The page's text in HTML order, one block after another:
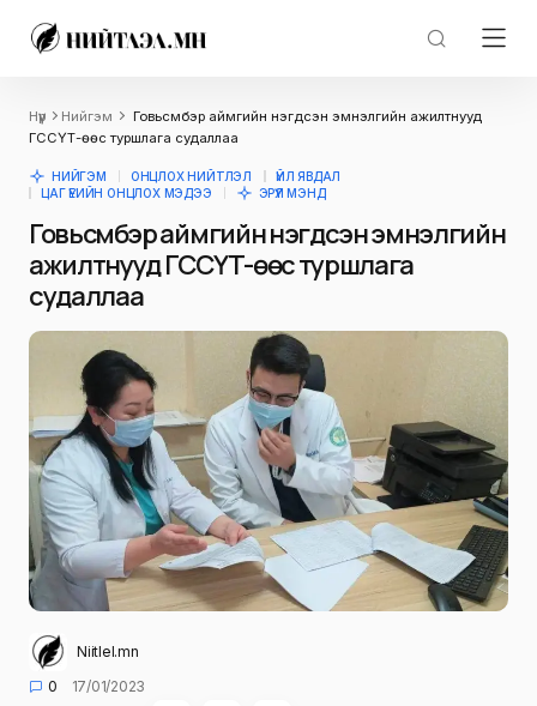
Нүүр Нийгэм
Говьсүмбэр аймгийн нэгдсэн эмнэлгийн ажилтнууд
ГССҮТ-өөс туршлага судаллаа
НИЙГЭМ ОНЦЛОХ НИЙТЛЭЛ
ҮЙЛ ЯВДАЛ
ЦАГ ҮЕИЙН ОНЦЛОХ МЭДЭЭ
ЭРҮҮЛ МЭНД
Говьсүмбэр аймгийн нэгдсэн эмнэлгийн
ажилтнууд ГССҮТ-өөс туршлага
судаллаа
Niitlel.mn
0
17/01/2023